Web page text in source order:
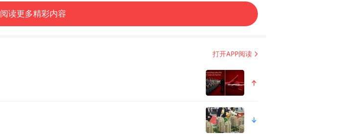
读更多精彩内容
打开APP阅读